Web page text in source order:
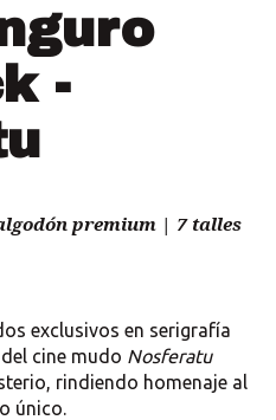
-
premium | 7 talles
exclusivos en serigrafía
cine mudo Nosferatu
rindiendo homenaje al
único.